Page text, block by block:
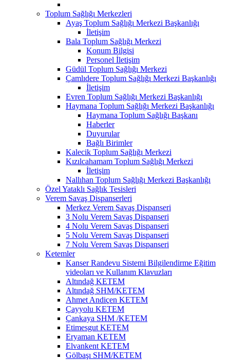
Toplum Sağlığı Merkezleri
Ayaş Toplum Sağlığı Merkezi Başkanlığı
İletişim
Bala Toplum Sağlığı Merkezi
Konum Bilgisi
Personel İletişim
Güdül Toplum Sağlığı Merkezi
Çamlıdere Toplum Sağlığı Merkezi Başkanlığı
İletişim
Evren Toplum Sağlığı Merkezi Başkanlığı
Haymana Toplum Sağlığı Merkezi Başkanlığı
Haymana Toplum Sağlığı Başkanı
Haberler
Duyurular
Bağlı Birimler
Kalecik Toplum Sağlığı Merkezi
Kızılcahamam Toplum Sağlığı Merkezi
İletişim
Nallıhan Toplum Sağlığı Merkezi Başkanlığı
Özel Yataklı Sağlık Tesisleri
Verem Savaş Dispanserleri
Merkez Verem Savaş Dispanseri
3 Nolu Verem Savaş Dispanseri
4 Nolu Verem Savaş Dispanseri
5 Nolu Verem Savaş Dispanseri
7 Nolu Verem Savaş Dispanseri
Ketemler
Kanser Randevu Sistemi Bilgilendirme Eğitim
videoları ve Kullanım Klavuzları
Altındağ KETEM
Altındağ SHM/KETEM
Ahmet Andiçen KETEM
Çayyolu KETEM
Çankaya SHM /KETEM
Etimesgut KETEM
Eryaman KETEM
Elvankent KETEM
Gölbaşı SHM/KETEM